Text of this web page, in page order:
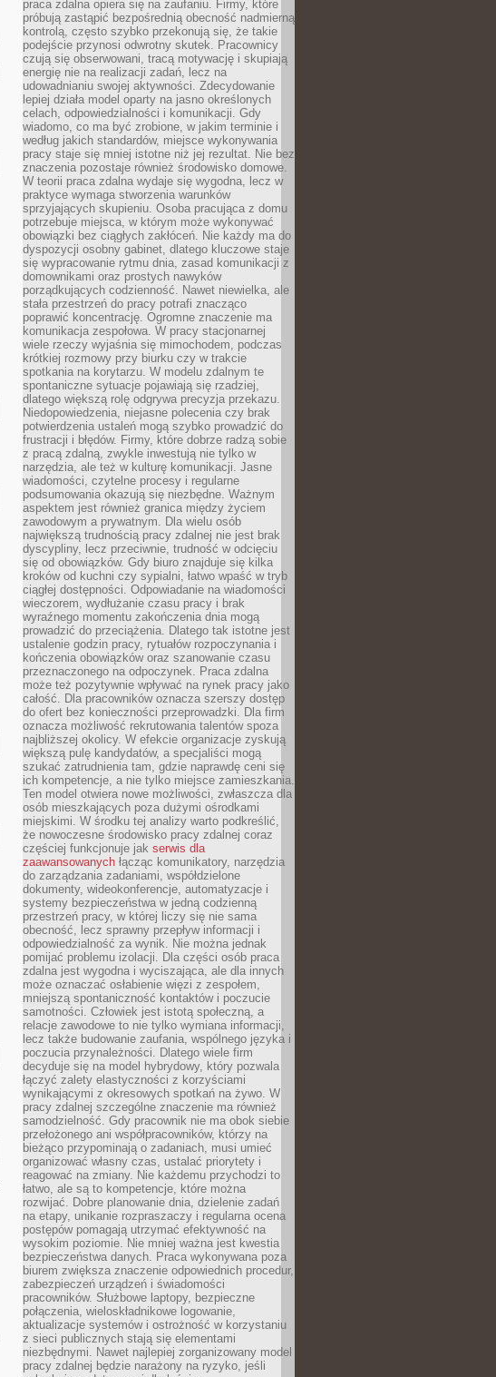
praca zdalna opiera się na zaufaniu. Firmy, które
próbują zastąpić bezpośrednią obecność nadmierną
kontrolą, często szybko przekonują się, że takie
podejście przynosi odwrotny skutek. Pracownicy
czują się obserwowani, tracą motywację i skupiają
energię nie na realizacji zadań, lecz na
udowadnianiu swojej aktywności. Zdecydowanie
lepiej działa model oparty na jasno określonych
celach, odpowiedzialności i komunikacji. Gdy
wiadomo, co ma być zrobione, w jakim terminie i
według jakich standardów, miejsce wykonywania
pracy staje się mniej istotne niż jej rezultat. Nie bez
znaczenia pozostaje również środowisko domowe.
W teorii praca zdalna wydaje się wygodna, lecz w
praktyce wymaga stworzenia warunków
sprzyjających skupieniu. Osoba pracująca z domu
potrzebuje miejsca, w którym może wykonywać
obowiązki bez ciągłych zakłóceń. Nie każdy ma do
dyspozycji osobny gabinet, dlatego kluczowe staje
się wypracowanie rytmu dnia, zasad komunikacji z
domownikami oraz prostych nawyków
porządkujących codzienność. Nawet niewielka, ale
stała przestrzeń do pracy potrafi znacząco
poprawić koncentrację. Ogromne znaczenie ma
komunikacja zespołowa. W pracy stacjonarnej
wiele rzeczy wyjaśnia się mimochodem, podczas
krótkiej rozmowy przy biurku czy w trakcie
spotkania na korytarzu. W modelu zdalnym te
spontaniczne sytuacje pojawiają się rzadziej,
dlatego większą rolę odgrywa precyzja przekazu.
Niedopowiedzenia, niejasne polecenia czy brak
potwierdzenia ustaleń mogą szybko prowadzić do
frustracji i błędów. Firmy, które dobrze radzą sobie
z pracą zdalną, zwykle inwestują nie tylko w
narzędzia, ale też w kulturę komunikacji. Jasne
wiadomości, czytelne procesy i regularne
podsumowania okazują się niezbędne. Ważnym
aspektem jest również granica między życiem
zawodowym a prywatnym. Dla wielu osób
największą trudnością pracy zdalnej nie jest brak
dyscypliny, lecz przeciwnie, trudność w odcięciu
się od obowiązków. Gdy biuro znajduje się kilka
kroków od kuchni czy sypialni, łatwo wpaść w tryb
ciągłej dostępności. Odpowiadanie na wiadomości
wieczorem, wydłużanie czasu pracy i brak
wyraźnego momentu zakończenia dnia mogą
prowadzić do przeciążenia. Dlatego tak istotne jest
ustalenie godzin pracy, rytuałów rozpoczynania i
kończenia obowiązków oraz szanowanie czasu
przeznaczonego na odpoczynek. Praca zdalna
może też pozytywnie wpływać na rynek pracy jako
całość. Dla pracowników oznacza szerszy dostęp
do ofert bez konieczności przeprowadzki. Dla firm
oznacza możliwość rekrutowania talentów spoza
najbliższej okolicy. W efekcie organizacje zyskują
większą pulę kandydatów, a specjaliści mogą
szukać zatrudnienia tam, gdzie naprawdę ceni się
ich kompetencje, a nie tylko miejsce zamieszkania.
Ten model otwiera nowe możliwości, zwłaszcza dla
osób mieszkających poza dużymi ośrodkami
miejskimi. W środku tej analizy warto podkreślić,
że nowoczesne środowisko pracy zdalnej coraz
częściej funkcjonuje jak serwis dla
zaawansowanych łącząc komunikatory, narzędzia
do zarządzania zadaniami, współdzielone
dokumenty, wideokonferencje, automatyzacje i
systemy bezpieczeństwa w jedną codzienną
przestrzeń pracy, w której liczy się nie sama
obecność, lecz sprawny przepływ informacji i
odpowiedzialność za wynik. Nie można jednak
pomijać problemu izolacji. Dla części osób praca
zdalna jest wygodna i wyciszająca, ale dla innych
może oznaczać osłabienie więzi z zespołem,
mniejszą spontaniczność kontaktów i poczucie
samotności. Człowiek jest istotą społeczną, a
relacje zawodowe to nie tylko wymiana informacji,
lecz także budowanie zaufania, wspólnego języka i
poczucia przynależności. Dlatego wiele firm
decyduje się na model hybrydowy, który pozwala
łączyć zalety elastyczności z korzyściami
wynikającymi z okresowych spotkań na żywo. W
pracy zdalnej szczególne znaczenie ma również
samodzielność. Gdy pracownik nie ma obok siebie
przełożonego ani współpracowników, którzy na
bieżąco przypominają o zadaniach, musi umieć
organizować własny czas, ustalać priorytety i
reagować na zmiany. Nie każdemu przychodzi to
łatwo, ale są to kompetencje, które można
rozwijać. Dobre planowanie dnia, dzielenie zadań
na etapy, unikanie rozpraszaczy i regularna ocena
postępów pomagają utrzymać efektywność na
wysokim poziomie. Nie mniej ważna jest kwestia
bezpieczeństwa danych. Praca wykonywana poza
biurem zwiększa znaczenie odpowiednich procedur,
zabezpieczeń urządzeń i świadomości
pracowników. Służbowe laptopy, bezpieczne
połączenia, wieloskładnikowe logowanie,
aktualizacje systemów i ostrożność w korzystaniu
z sieci publicznych stają się elementami
niezbędnymi. Nawet najlepiej zorganizowany model
pracy zdalnej będzie narażony na ryzyko, jeśli